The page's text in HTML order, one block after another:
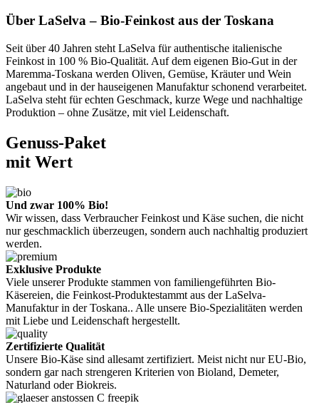
Über LaSelva – Bio-Feinkost aus der Toskana
Seit über 40 Jahren steht LaSelva für authentische italienische
Feinkost in 100 % Bio-Qualität. Auf dem eigenen Bio-Gut in der
Maremma-Toskana werden Oliven, Gemüse, Kräuter und Wein
angebaut und in der hauseigenen Manufaktur schonend verarbeitet.
LaSelva steht für echten Geschmack, kurze Wege und nachhaltige
Produktion – ohne Zusätze, mit viel Leidenschaft.
Genuss-Paket
mit Wert
Und zwar 100% Bio!
Wir wissen, dass Verbraucher Feinkost und Käse suchen, die nicht
nur geschmacklich überzeugen, sondern auch nachhaltig produziert
werden.
Exklusive Produkte
Viele unserer Produkte stammen von familiengeführten Bio-
Käsereien, die Feinkost-Produktestammt aus der LaSelva-
Manufaktur in der Toskana.. Alle unsere Bio-Spezialitäten werden
mit Liebe und Leidenschaft hergestellt.
Zertifizierte Qualität
Unsere Bio-Käse sind allesamt zertifiziert. Meist nicht nur EU-Bio,
sondern gar nach strengeren Kriterien von Bioland, Demeter,
Naturland oder Biokreis.